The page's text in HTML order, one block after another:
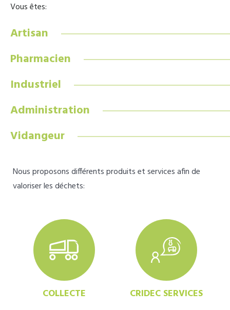
Vous êtes:
Artisan
Pharmacien
Industriel
Administration
Vidangeur
Nous proposons différents produits et services afin de
valoriser les déchets:
COLLECTE CRIDEC SERVICES